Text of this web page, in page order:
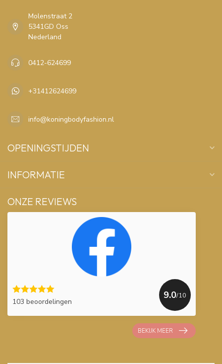
Molenstraat 2
5341GD Oss
Nederland
0412-624699
+31412624699
info@koningbodyfashion.nl
OPENINGSTIJDEN
INFORMATIE
ONZE REVIEWS
103 beoordelingen
9.0/10
BEKIJK MEER